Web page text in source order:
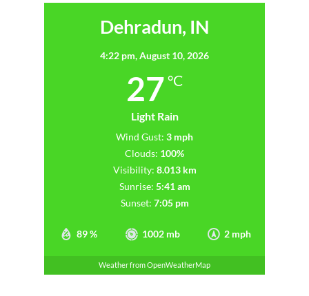
Dehradun, IN
4:22 pm,August 10, 2026
27 °C
Light Rain
89 % 1002 mb 2 mph
Wind Gust: 3 mph
Clouds: 100%
Visibility: 8.013 km
Sunrise: 5:41 am
Sunset: 7:05 pm
Weather from OpenWeatherMap